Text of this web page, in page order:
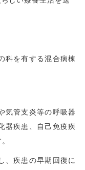
科を有する混合病棟
気管支炎等の呼吸器
器疾患、自己免疫疾
、疾患の早期回復に